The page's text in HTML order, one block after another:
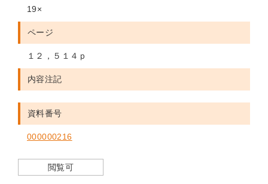
19×
ページ
１２，５１４ｐ
内容注記
資料番号
000000216
閲覧可